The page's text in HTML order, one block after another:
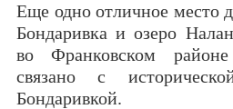
Еще одно отличное место
Бондаривка и озеро
во Франковском
связано с
Бондаривкой.